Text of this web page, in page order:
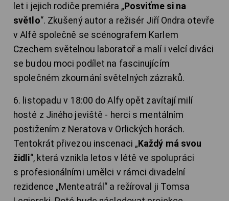
let i jejich rodiče premiéra „Posviťme si na
světlo“. Zkušený autor a režisér Jiří Ondra otevře
v Alfě společně se scénografem Karlem
Czechem světelnou laboratoř a malí i velcí diváci
se budou moci podílet na fascinujícím
společném zkoumání světelných zázraků.
6. listopadu v 18:00 do Alfy opět zavítají milí
hosté z Jiného jeviště - herci s mentálním
postižením z Neratova v Orlických horách.
Tentokrát přivezou inscenaci „Každý má svou
židli“, která vznikla letos v létě ve spolupráci
s profesionálními umělci v rámci divadelní
rezidence „Menteatrál“ a režíroval ji Tomsa